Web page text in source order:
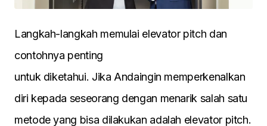
Langkah-langkah memulai elevator pitch dan
contohnya penting
untuk diketahui. Jika Andaingin memperkenalkan
diri kepada seseorang dengan menarik salah satu
metode yang bisa dilakukan adalah elevator pitch.